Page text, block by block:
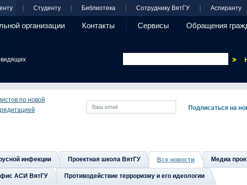
Студенту Библиотека Сотруднику ВятГУ Аспиранту
организации Контакты Сервисы Обращения
по новой
инфекции Проектная школа ВятГУ Все новости Медиа
АСИ ВятГУ Противодействие терроризму и его идеологии